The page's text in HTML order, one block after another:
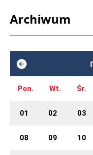
Archiwum
Pon. Wt. Śr.
01 02 03
08 09 10